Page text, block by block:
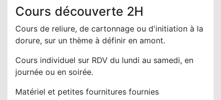
Cours découverte 2H
Cours de reliure, de cartonnage ou d'initiation à la
dorure, sur un thème à définir en amont.
Cours individuel sur RDV du lundi au samedi, en
journée ou en soirée.
Matériel et petites fournitures fournies